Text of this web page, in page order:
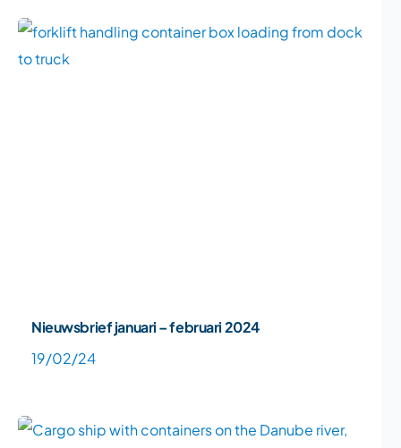
Nieuwsbrief januari – februari 2024
19/02/24